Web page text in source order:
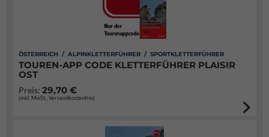
ÖSTERREICH / ALPINKLETTERFÜHRER / SPORTKLETTERFÜHRER
TOUREN-APP CODE KLETTERFÜHRER PLAISIR
OST
Preis: 29,70 €
(inkl. MwSt., Versandkostenfrei)